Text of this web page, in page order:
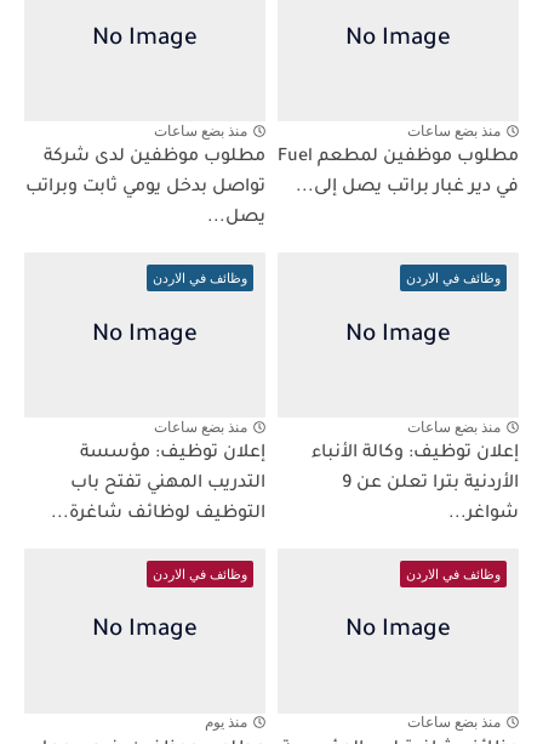
منذ بضع ساعات
مطلوب موظفين لمطعم Fuel
في دير غبار براتب يصل إلى...
منذ بضع ساعات
مطلوب موظفين لدى شركة
تواصل بدخل يومي ثابت وبراتب
يصل...
وظائف في الاردن
منذ بضع ساعات
إعلان توظيف: وكالة الأنباء
الأردنية بترا تعلن عن 9
شواغر...
وظائف في الاردن
منذ بضع ساعات
إعلان توظيف: مؤسسة
التدريب المهني تفتح باب
التوظيف لوظائف شاغرة...
وظائف في الاردن
منذ بضع ساعات
وظائف في الاردن
منذ يوم